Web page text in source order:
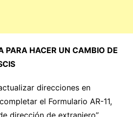
PARA HACER UN CAMBIO DE
direcciones en
el Formulario AR-11,